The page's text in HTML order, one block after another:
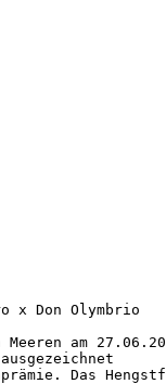
x Don Olymbrio
am
Das